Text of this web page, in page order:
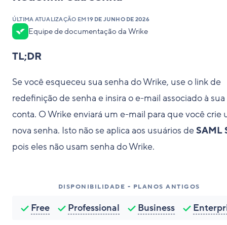
ÚLTIMA ATUALIZAÇÃO EM19 DE JUNHO DE 2026
Equipe de documentação da Wrike
TL;DR
Se você esqueceu sua senha do Wrike, use o link de
redefinição de senha e insira o e-mail associado à sua
conta. O Wrike enviará um e-mail para que você crie
nova senha. Isto não se aplica aos usuários deSAML
pois eles não usam senha do Wrike.
DISPONIBILIDADE - PLANOS ANTIGOS
Free Professional Business